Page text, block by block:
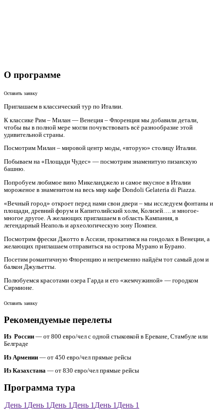
О программе
Оставить заявку
Приглашаем в классический тур по Италии.
К классике Рим – Милан — Венеция – Флоренция мы добавили детали,
чтобы вы в полной мере могли почувствовать всё разнообразие этой
удивительной страны.
Посмотрим Милан – мировой центр моды, «вторую» столицу Италии.
Побываем на «Площади Чудес» — посмотрим знаменитую пизанскую
башню.
Попробуем любимое вино Микеланджело и самое вкусное в Италии
мороженое в знаменитом на весь мир кафе Dondoli Gelateria di Piazza.
«Вечный город» откроет перед нами свои двери – мы исследуем фонтаны и
площади, древний форум и Капитолийский холм, Колизей…. и многое-
многое другое. А желающих приглашаем в область Кампания, в
легендарный Неаполь и археологическую зону Помпеи.
Посмотрим фрески Джотто в Ассизи, прокатимся на гондолах в Венеции, а
желающих приглашаем отправиться на острова Мурано и Бурано.
Посетим романтичную Флоренцию и непременно найдём тот самый дом и
балкон Джульетты.
Полюбуемся красотами озера Гарда и его «жемчужиной» — городком
Сирмионе.
Оставить заявку
Рекомендуемые перелеты
Из России — от 800 евро/чел с одной стыковкой в Ереване, Стамбуле или
Белграде
Из Армении — от 450 евро/чел прямые рейсы
Из Казахстана — от 830 евро/чел прямые рейсы
Программа тура
День 1День 1День 1День 1День 1День 1